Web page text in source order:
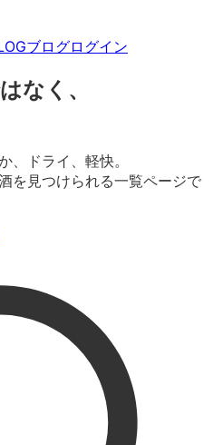
ブログログイン
なく、
、ドライ、軽快。
を見つけられる一覧ページで